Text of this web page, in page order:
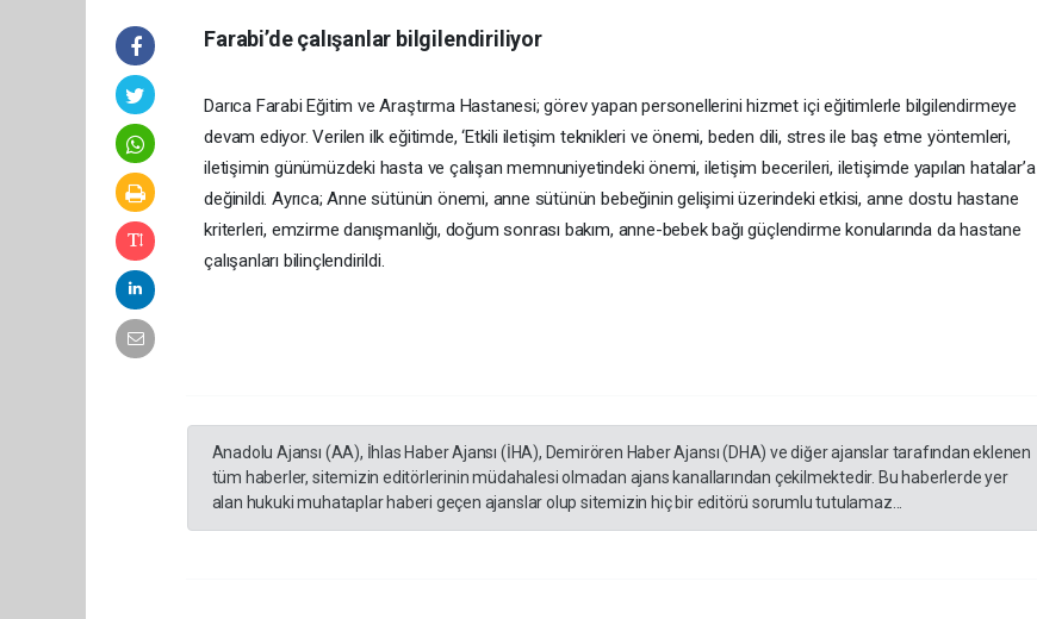
Farabi’de çalışanlar bilgilendiriliyor
Darıca Farabi Eğitim ve Araştırma Hastanesi; görev yapan personellerini hizmet içi eğitimlerle bilgilendirmeye
devam ediyor. Verilen ilk eğitimde, ‘Etkili iletişim teknikleri ve önemi, beden dili, stres ile baş etme yöntemleri,
iletişimin günümüzdeki hasta ve çalışan memnuniyetindeki önemi, iletişim becerileri, iletişimde yapılan hatalar’a
değinildi. Ayrıca; Anne sütünün önemi, anne sütünün bebeğinin gelişimi üzerindeki etkisi, anne dostu hastane
kriterleri, emzirme danışmanlığı, doğum sonrası bakım, anne-bebek bağı güçlendirme konularında da hastane
çalışanları bilinçlendirildi.
Anadolu Ajansı (AA), İhlas Haber Ajansı (İHA), Demirören Haber Ajansı (DHA) ve diğer ajanslar tarafından eklenen
tüm haberler, sitemizin editörlerinin müdahalesi olmadan ajans kanallarından çekilmektedir. Bu haberlerde yer
alan hukuki muhataplar haberi geçen ajanslar olup sitemizin hiç bir editörü sorumlu tutulamaz...